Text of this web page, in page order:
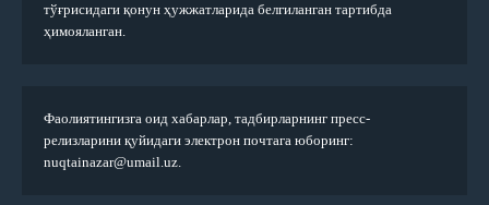
тўғрисидаги қонун ҳужжатларида белгиланган тартибда
ҳимояланган.
Фаолиятингизга оид хабарлар, тадбирларнинг пресс-
релизларини қуйидаги электрон почтага юборинг:
nuqtainazar@umail.uz.